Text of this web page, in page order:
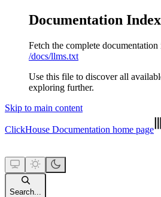
Documentation Index
Fetch the complete documentation
/docs/llms.txt
Use this file to discover all
exploring further.
Skip to main content
ClickHouse Documentation home page
Search...